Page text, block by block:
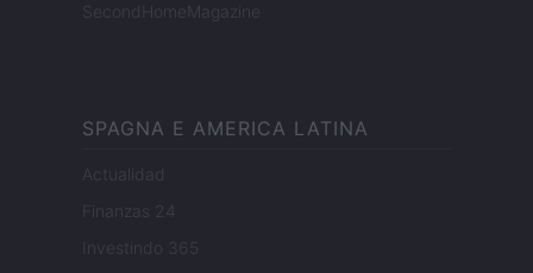
SecondHomeMagazine
SPAGNA E AMERICA LATINA
Actualidad
Finanzas 24
Investindo 365